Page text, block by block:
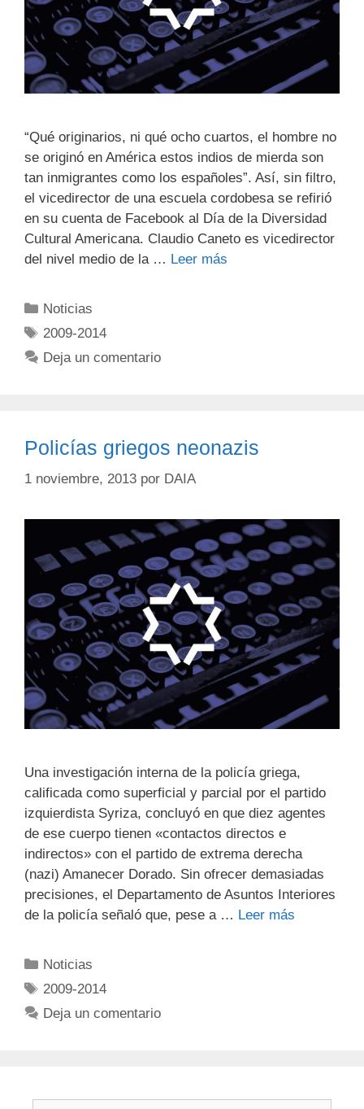
“Qué originarios, ni qué ocho cuartos, el hombre no
se originó en América estos indios de mierda son
tan inmigrantes como los españoles”. Así, sin filtro,
el vicedirector de una escuela cordobesa se refirió
en su cuenta de Facebook al Día de la Diversidad
Cultural Americana. Claudio Caneto es vicedirector
del nivel medio de la … Leer más
Noticias
2009-2014
Deja un comentario
Policías griegos neonazis
1 noviembre, 2013 por DAIA
Una investigación interna de la policía griega,
calificada como superficial y parcial por el partido
izquierdista Syriza, concluyó en que diez agentes
de ese cuerpo tienen «contactos directos e
indirectos» con el partido de extrema derecha
(nazi) Amanecer Dorado. Sin ofrecer demasiadas
precisiones, el Departamento de Asuntos Interiores
de la policía señaló que, pese a … Leer más
Noticias
2009-2014
Deja un comentario